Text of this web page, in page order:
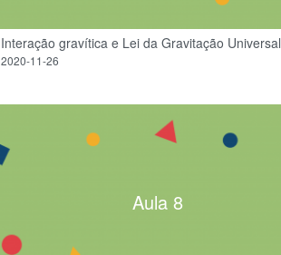
Interação gravítica e Lei da Gravitação Universal
2020-11-26
Aula 8